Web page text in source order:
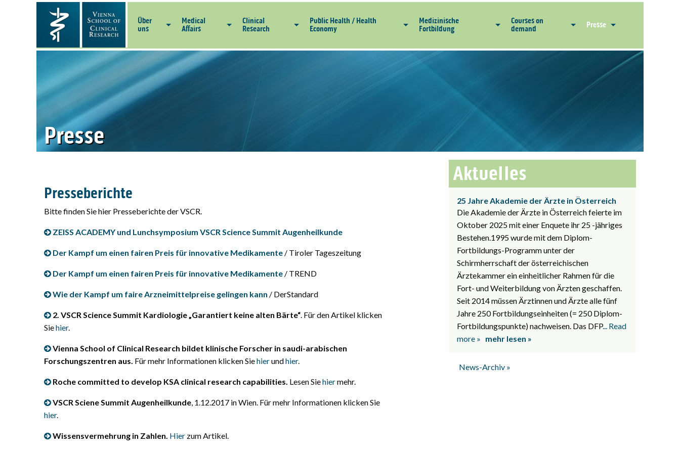
Über
uns
Medical
Affairs
Clinical
Research
Public Health / Health
Economy
Medizinische
Fortbildung
Courses on
demand
Presse
Presse
Presseberichte
Bitte finden Sie hier Presseberichte der VSCR.
ZEISS ACADEMY und Lunchsymposium VSCR Science Summit Augenheilkunde
Der Kampf um einen fairen Preis für innovative Medikamente / Tiroler Tageszeitung
Der Kampf um einen fairen Preis für innovative Medikamente / TREND
Wie der Kampf um faire Arzneimittelpreise gelingen kann / DerStandard
2. VSCR Science Summit Kardiologie „Garantiert keine alten Bärte“ . Für den Artikel klicken
Siehier.
Vienna School of Clinical Research bildet klinische Forscher in saudi-arabischen
Forschungszentren aus. Für mehr Informationen klicken Siehierundhier.
Roche committed to develop KSA clinical research capabilities. Lesen Siehiermehr.
VSCR Sciene Summit Augenheilkunde , 1.12.2017 in Wien. Für mehr Informationen klicken Sie
hier.
Wissensvermehrung in Zahlen. Hier zum Artikel.
News-Archiv »
Aktuelles
25 Jahre Akademie der Ärzte in Österreich
Die Akademie der Ärzte in Österreich feierte im
Oktober 2025 mit einer Enquete ihr 25 -jähriges
Bestehen.1995 wurde mit dem Diplom-
Fortbildungs-Programm unter der
Schirmherrschaft der österreichischen
Ärztekammer ein einheitlicher Rahmen für die
Fort- und Weiterbildung von Ärzten geschaffen.
Seit 2014 müssen Ärztinnen und Ärzte alle fünf
Jahre 250 Fortbildungseinheiten (= 250 Diplom-
Fortbildungspunkte) nachweisen. Das DFP... Read
more » mehr lesen »